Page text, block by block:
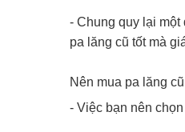
- Chung quy lại
pa lăng cũ tốt mà
Nên mua pa lăng
- Việc bạn nên